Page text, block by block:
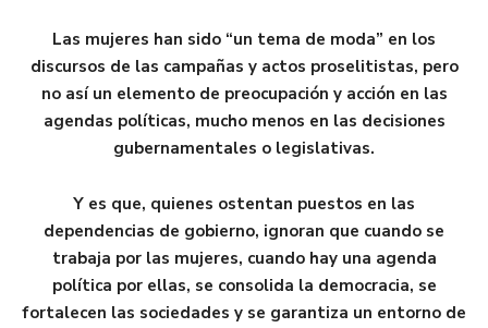
Las mujeres han sido “un tema de moda” en los
discursos de las campañas y actos proselitistas, pero
no así un elemento de preocupación y acción en las
agendas políticas, mucho menos en las decisiones
gubernamentales o legislativas.
Y es que, quienes ostentan puestos en las
dependencias de gobierno, ignoran que cuando se
trabaja por las mujeres, cuando hay una agenda
política por ellas, se consolida la democracia, se
fortalecen las sociedades y se garantiza un entorno de